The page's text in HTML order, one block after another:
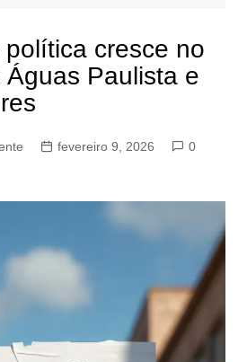
cresce no
Paulista e
fevereiro 9, 2026
0